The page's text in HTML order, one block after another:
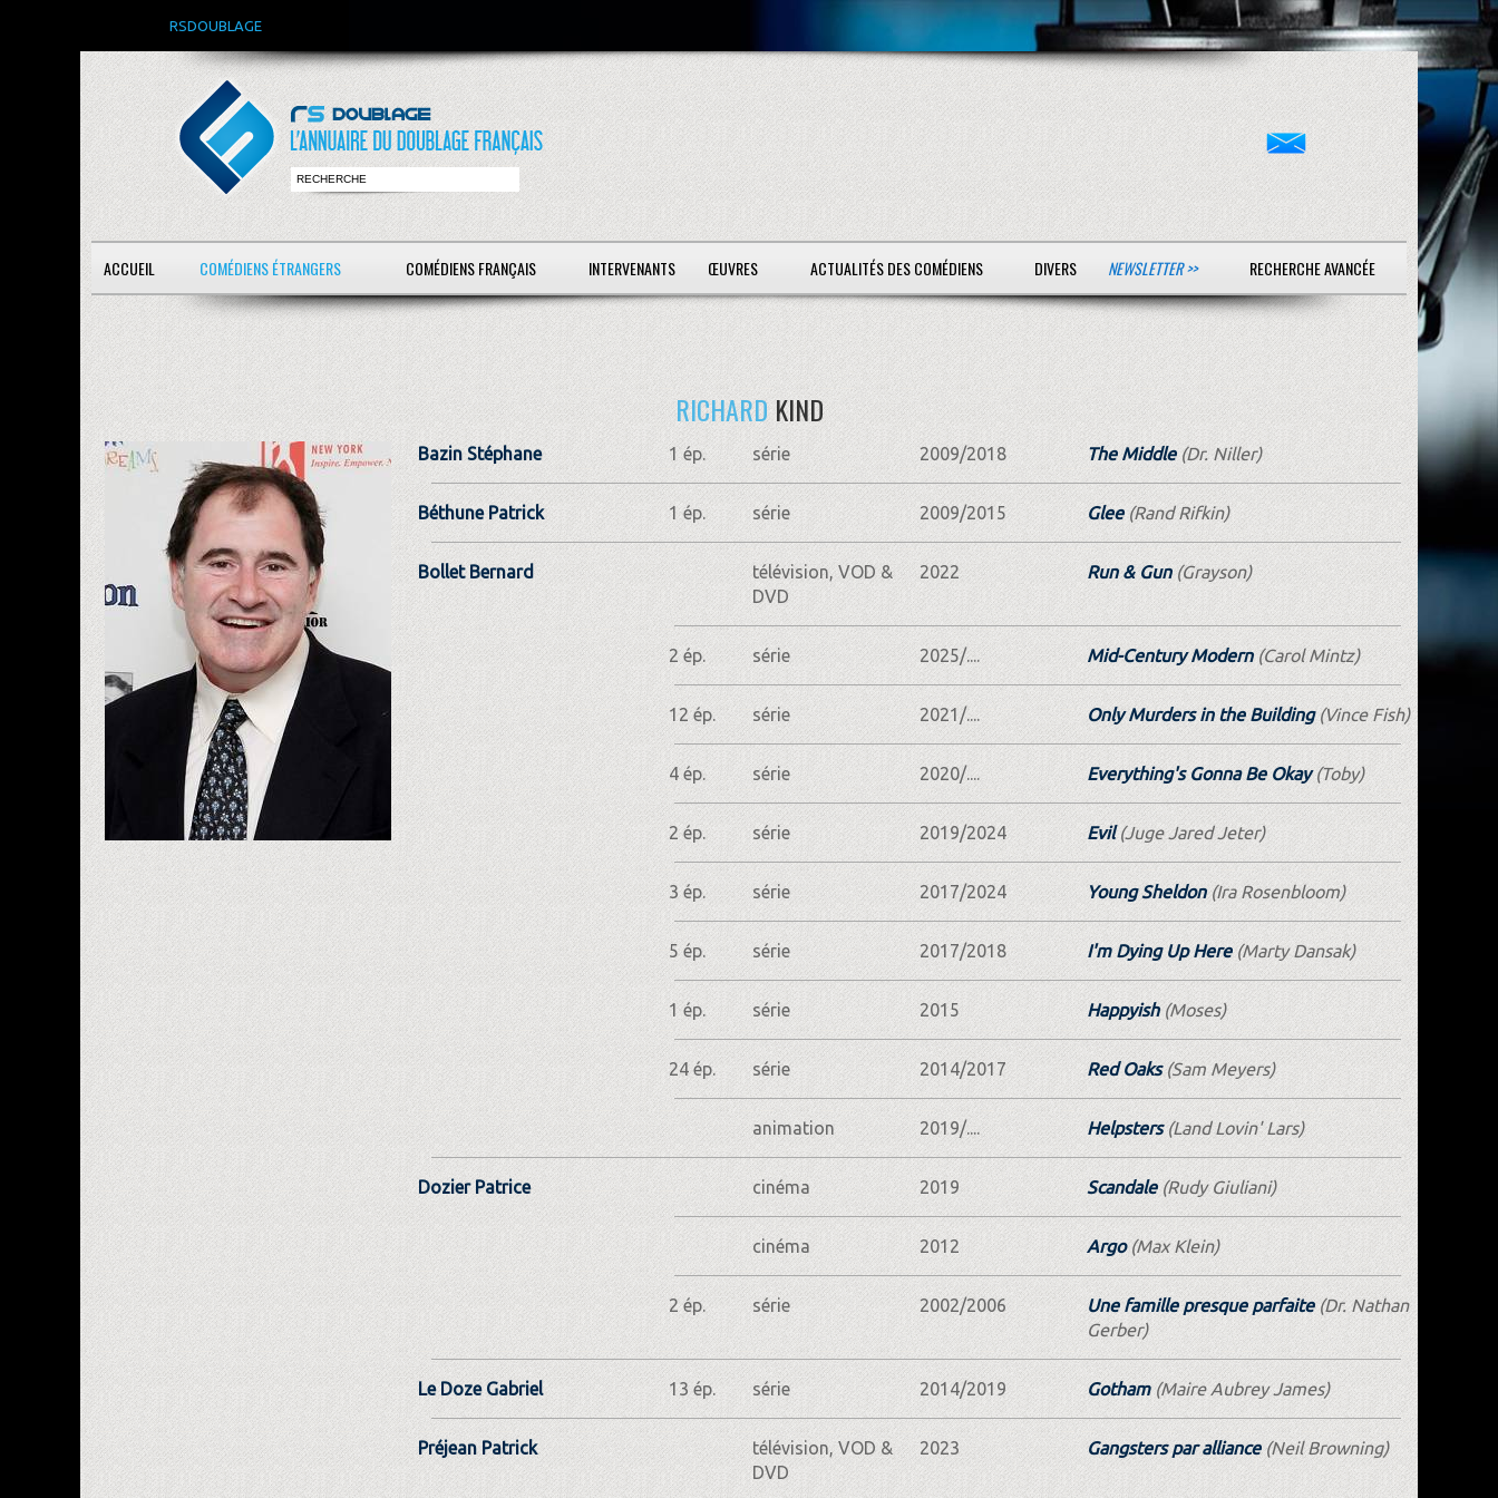
RSDOUBLAGE
ACCUEIL COMÉDIENS ÉTRANGERS COMÉDIENS FRANÇAIS INTERVENANTS ŒUVRES ACTUALITÉS DES COMÉDIENS DIVERS NEWSLETTER >> RECHERCHE AVANCÉE
RICHARDKIND
Bazin Stéphane 1 ép. série 2009/2018 The Middle(Dr. Niller)
Béthune Patrick 1 ép. série 2009/2015 Glee(Rand Rifkin)
Bollet Bernard
télévision, VOD &
DVD
2022 Run & Gun(Grayson)
2 ép. série 2025/.... Mid-Century Modern(Carol Mintz)
12 ép. série 2021/.... Only Murders in the Building(Vince Fish)
4 ép. série 2020/.... Everything's Gonna Be Okay(Toby)
2 ép. série 2019/2024 Evil(Juge Jared Jeter)
3 ép. série 2017/2024 Young Sheldon(Ira Rosenbloom)
5 ép. série 2017/2018 I'm Dying Up Here(Marty Dansak)
1 ép. série 2015 Happyish(Moses)
24 ép. série 2014/2017 Red Oaks(Sam Meyers)
animation 2019/.... Helpsters(Land Lovin' Lars)
Dozier Patrice cinéma 2019 Scandale(Rudy Giuliani)
cinéma 2012 Argo(Max Klein)
2 ép. série 2002/2006 Une famille presque parfaite(Dr. Nathan
Gerber)
Le Doze Gabriel 13 ép. série 2014/2019 Gotham(Maire Aubrey James)
Préjean Patrick
télévision, VOD &
DVD
2023 Gangsters par alliance(Neil Browning)